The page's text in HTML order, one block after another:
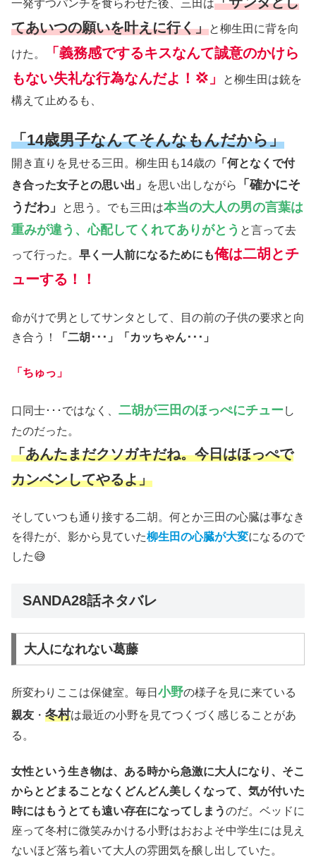
一発ずつパンチを食らわせた後、三田は
てあいつの願いを叶えに行く」と柳生田に背を向
けた。
「義務感でするキスなんて誠意のかけら
もない失礼な行為なんだよ！💢」
と柳生田は銃を
構えて止めるも、
「14歳男子なんてそんなもんだから」
開き直りを見せる三田。柳生田も14歳の 「何となくで付
き合った女子との思い出」
を思い出しながら
「確かにそ
うだわ」
と思う。でも三田は本当の大人の男の言葉は
重みが違う、心配してくれてありがとう と言って去
って行った。 早く一人前になるためにも俺は二胡とチ
ューする！！
命がけで男としてサンタとして、目の前の子供の要求と向
き合う！
「二胡･･･」「カッちゃん･･･」
「ちゅっ」
口同士･･･ではなく、 二胡が三田のほっぺにチューし
たのだった。
「あんたまだクソガキだね。今日はほっぺで
カンベンしてやるよ」
そしていつも通り接する二胡。何とか三田の心臓は事なき
を得たが、影から見ていた柳生田の心臓が大変になるので
した😅
SANDA28話ネタバレ
大人になれない葛藤
所変わりここは保健室。毎日 小野の様子を見に来ている
親友 ・ 冬村は最近の小野を見てつくづく感じることがあ
る。
女性という生き物は、ある時から急激に大人になり、そこ
からとどまることなくどんどん美しくなって、気が付いた
時にはもうとても遠い存在になってしまうのだ。ベッドに
座って冬村に微笑みかける小野はおおよそ中学生には見え
ないほど落ち着いて大人の雰囲気を醸し出していた。